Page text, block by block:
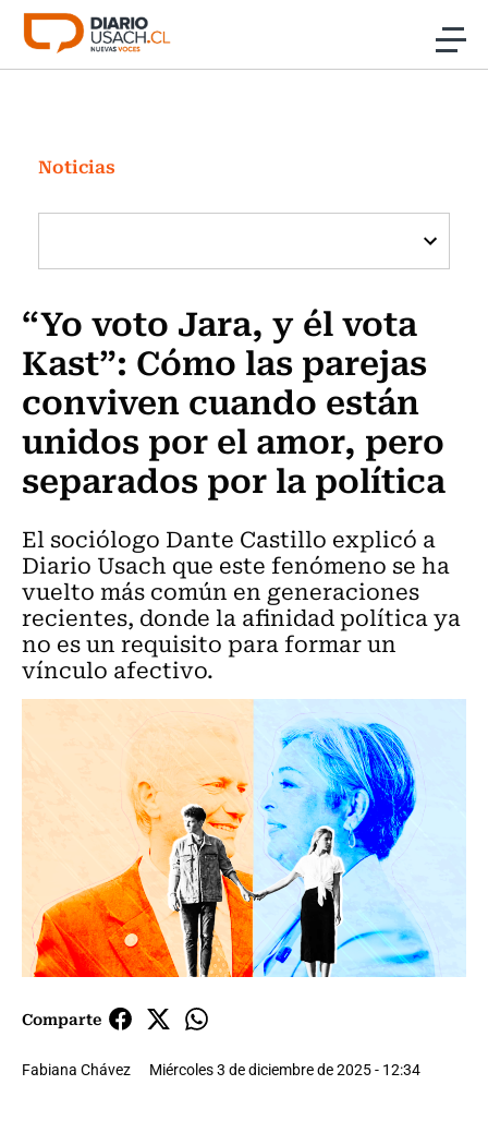
Click acá para ir directamente al contenido
Investigación
Cultura
Programas Radio y TV Usach
Noticias
“Yo voto Jara, y él vota
Kast”: Cómo las parejas
conviven cuando están
unidos por el amor, pero
separados por la política
El sociólogo Dante Castillo explicó a
Diario Usach que este fenómeno se ha
vuelto más común en generaciones
recientes, donde la afinidad política ya
no es un requisito para formar un
vínculo afectivo.
Comparte
Fabiana Chávez Miércoles 3 de diciembre de 2025 - 12:34